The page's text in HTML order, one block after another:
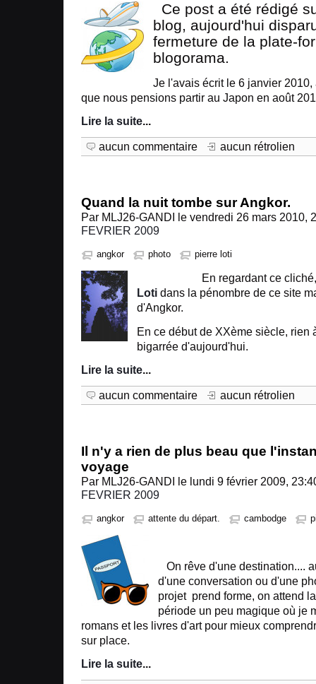
Ce post a été rédigé
blog, aujourd'hui
fermeture de la plate-
blogorama.
Je l'avais écrit le 6 janvier 2010,
que nous pensions partir au Japon en août
Lire la suite...
aucun commentaire
aucun rétrolien
Quand la nuit tombe sur Angkor.
Par MLJ26-GANDI le vendredi 26 mars 2010,
FEVRIER 2009
angkor photo pierre loti
En regardant ce cliché,
Loti dans la pénombre de ce site
d'Angkor.
En ce début de XXème siècle, rien
bigarrée d'aujourd'hui.
Lire la suite...
aucun commentaire
aucun rétrolien
Il n'y a rien de plus beau que
voyage
Par MLJ26-GANDI le lundi 9 février 2009,
FEVRIER 2009
angkor attente du départ. cambodge
On rêve d'une destination....
d'une conversation ou d'une
projet prend forme, on attend
période un peu magique où je
romans et les livres d'art pour mieux
sur place.
Lire la suite...